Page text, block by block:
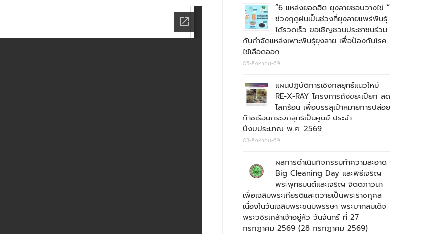
“6 แหล่งยอดฮิต ยุงลายชอบวางไข่ ”
ช่วงฤดูฝนเป็นช่วงที่ยุงลายแพร่พันธุ์
ได้รวดเร็ว ขอเชิญชวนประชาชนร่วม
กันกำจัดแหล่งเพาะพันธุ์ยุงลาย เพื่อป้องกันโรค
ไข้เลือดออก
05-สิงหาคม-69
แผนปฏิบัติการเชิงกลยุทธ์แนวใหม่
RE-X-RAY โครงการถังขยะเปียก ลด
โลกร้อน เพื่อบรรลุเป้าหมายการปล่อย
ก๊าชเรือนกระจกสุทธิเป็นศูนย์ ประจำ
ปีงบประมาณ พ.ศ. 2569
03-สิงหาคม-69
ผลการดำเนินกิจกรรมทำความสะอาด
Big Cleaning Day และพิธีเจริญ
พระพุทธมนต์และเจริญ จิตตภาวนา
เพื่อเฉลิมพระเกียรติและถวายเป็นพระราชกุศล
เนื่องในวันเฉลิมพระชนมพรรษา พระบาทสมเด็จ
พระวชิรเกล้าเจ้าอยู่หัว วันจันทร์ ที่ 27
กรกฎาคม 2569 (28 กรกฎาคม 2569)